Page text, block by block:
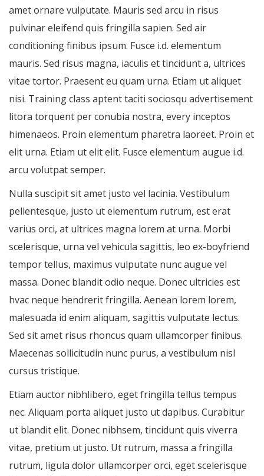
amet ornare vulputate. Mauris sed arcu in risus
pulvinar eleifend quis fringilla sapien. Sed air
conditioning finibus ipsum. Fusce i.d. elementum
mauris. Sed risus magna, iaculis et tincidunt a, ultrices
vitae tortor. Praesent eu quam urna. Etiam ut aliquet
nisi. Training class aptent taciti sociosqu advertisement
litora torquent per conubia nostra, every inceptos
himenaeos. Proin elementum pharetra laoreet. Proin et
elit urna. Etiam ut elit elit. Fusce elementum augue i.d.
arcu volutpat semper.
Nulla suscipit sit amet justo vel lacinia. Vestibulum
pellentesque, justo ut elementum rutrum, est erat
varius orci, at ultrices magna lorem at urna. Morbi
scelerisque, urna vel vehicula sagittis, leo ex-boyfriend
tempor tellus, maximus vulputate nunc augue vel
massa. Donec blandit odio neque. Donec ultricies est
hvac neque hendrerit fringilla. Aenean lorem lorem,
malesuada id enim aliquam, sagittis vulputate lectus.
Sed sit amet risus rhoncus quam ullamcorper finibus.
Maecenas sollicitudin nunc purus, a vestibulum nisl
cursus tristique.
Etiam auctor nibhlibero, eget fringilla tellus tempus
nec. Aliquam porta aliquet justo ut dapibus. Curabitur
ut blandit elit. Donec nibhsem, tincidunt quis viverra
vitae, pretium ut justo. Ut rutrum, massa a fringilla
rutrum, ligula dolor ullamcorper orci, eget scelerisque